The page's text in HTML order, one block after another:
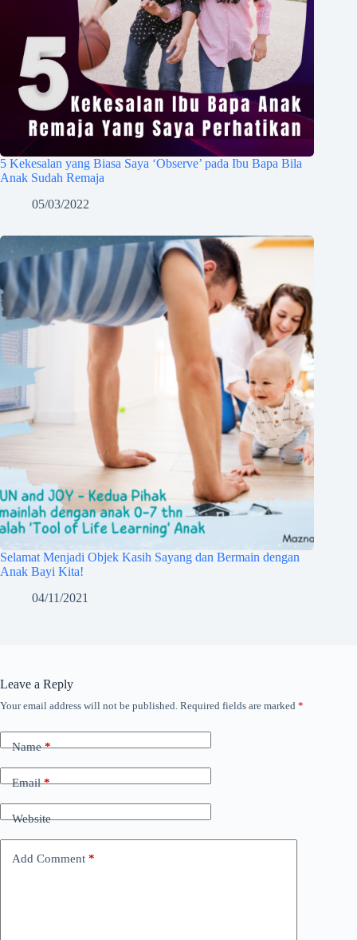
5 Kekesalan yang Biasa Saya ‘Observe’ pada Ibu Bapa Bila
Anak Sudah Remaja
05/03/2022
Selamat Menjadi Objek Kasih Sayang dan Bermain dengan
Anak Bayi Kita!
04/11/2021
Leave a Reply
Your email address will not be published. Required fields are marked *
Name*
Email*
Website
Add Comment *